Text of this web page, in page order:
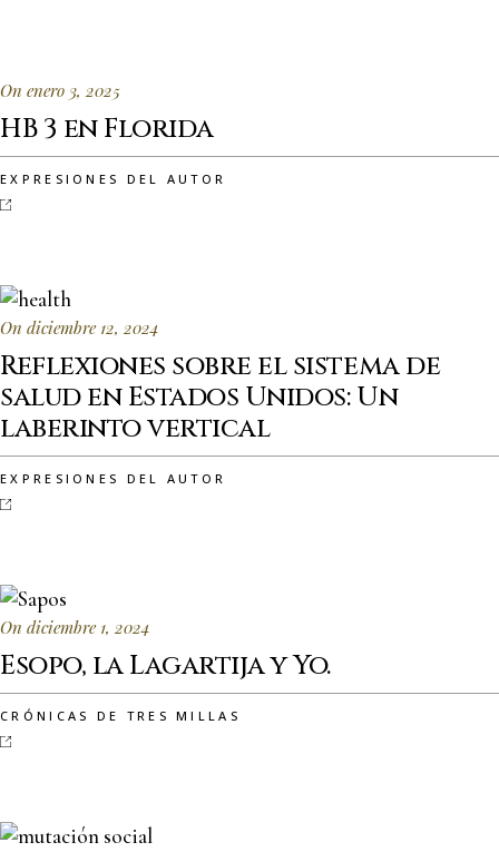
On enero 3, 2025
HB 3 en Florida
EXPRESIONES DEL AUTOR
On diciembre 12, 2024
Reflexiones sobre el sistema de
salud en Estados Unidos: Un
laberinto vertical
EXPRESIONES DEL AUTOR
On diciembre 1, 2024
Esopo, la Lagartija y Yo.
CRÓNICAS DE TRES MILLAS